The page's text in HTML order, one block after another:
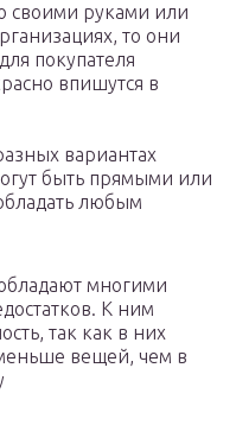
своими руками или
то они
покупателя
впишутся в
вариантах
быть прямыми или
любым
многими
К ним
так как в них
вещей, чем в